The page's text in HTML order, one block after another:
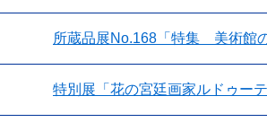
所蔵品展No.168「特集 美術館
特別展「花の宮廷画家ルドゥーテ